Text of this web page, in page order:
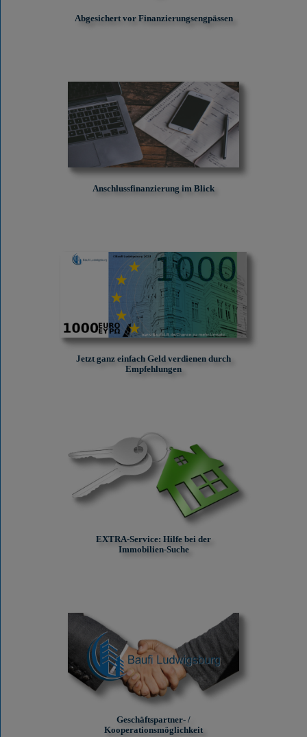
Abgesichert vor Finanzierungs­engpässen
Anschlussfinanzierung im Blick
Jetzt ganz einfach Geld verdienen durch
Empfehlungen
EXTRA-Service: Hilfe bei der
Immobilien-Suche
Geschäftspartner- /
Kooperationsmöglichkeit